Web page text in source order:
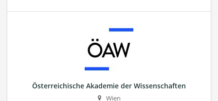
Österreichische Akademie der Wissenschaften
Wien